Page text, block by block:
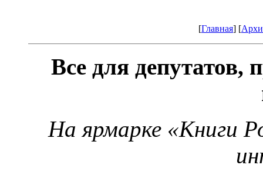
[Главная] [
Все для депутатов,
На ярмарке «Книги